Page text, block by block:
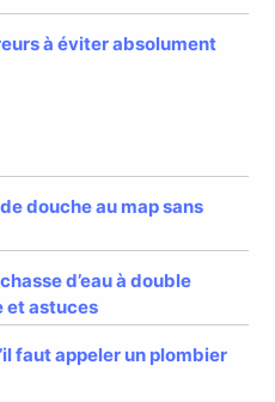
à éviter absolument
douche au map sans
d’eau à double
et astuces
faut appeler un plombier